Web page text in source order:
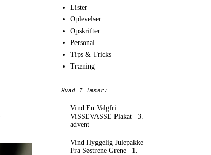
Lister
Oplevelser
Opskrifter
Personal
Tips & Tricks
Træning
Hvad I læser:
Vind En Valgfri
ViSSEVASSE Plakat | 3.
advent
Vind Hyggelig Julepakke
Fra Søstrene Grene | 1.